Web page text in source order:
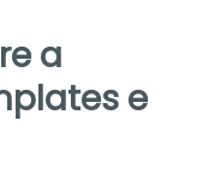
a
e